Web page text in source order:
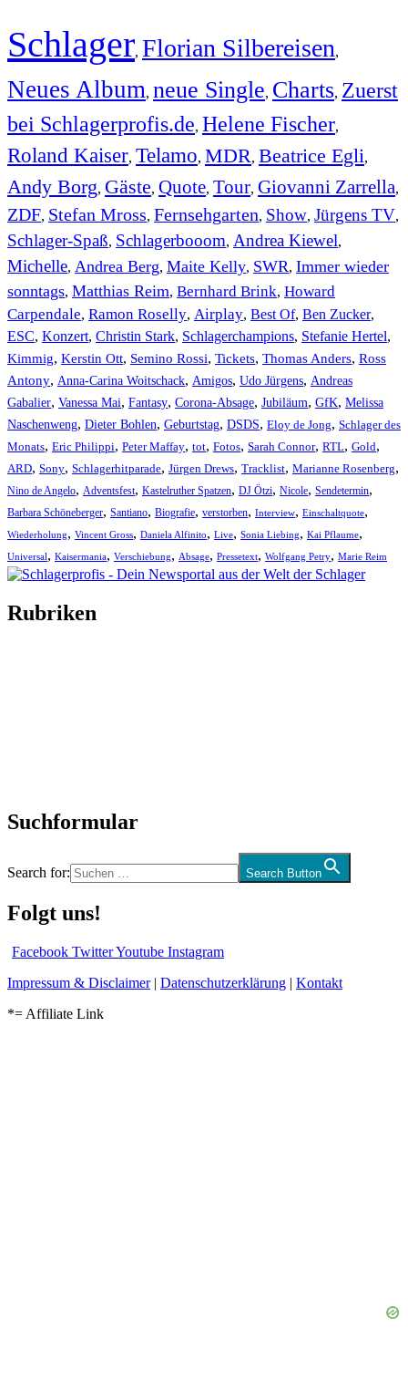
Schlager, Florian Silbereisen,
Neues Album, neue Single, Charts, Zuerst
bei Schlagerprofis.de, Helene Fischer,
Roland Kaiser, Telamo, MDR, Beatrice Egli,
Andy Borg, Gäste, Quote, Tour, Giovanni Zarrella,
ZDF, Stefan Mross, Fernsehgarten, Show, Jürgens TV,
Schlager-Spaß, Schlagerbooom, Andrea Kiewel,
Michelle, Andrea Berg, Maite Kelly, SWR, Immer wieder
sonntags, Matthias Reim, Bernhard Brink, Howard
Carpendale, Ramon Roselly, Airplay, Best Of, Ben Zucker,
ESC, Konzert, Christin Stark, Schlagerchampions, Stefanie Hertel,
Kimmig, Kerstin Ott, Semino Rossi, Tickets, Thomas Anders, Ross
Antony, Anna-Carina Woitschack, Amigos, Udo Jürgens, Andreas
Gabalier, Vanessa Mai, Fantasy, Corona-Absage, Jubiläum, GfK, Melissa
Naschenweng, Dieter Bohlen, Geburtstag, DSDS, Eloy de Jong, Schlager des
Monats, Eric Philippi, Peter Maffay, tot, Fotos, Sarah Connor, RTL, Gold,
ARD, Sony, Schlagerhitparade, Jürgen Drews, Tracklist, Marianne Rosenberg,
Nino de Angelo, Adventsfest, Kastelruther Spatzen, DJ Ötzi, Nicole, Sendetermin,
Barbara Schöneberger, Santiano, Biografie, verstorben, Interview, Einschaltquote,
Wiederholung, Vincent Gross, Daniela Alfinito, Live, Sonia Liebing, Kai Pflaume,
Universal, Kaisermania, Verschiebung, Absage, Pressetext, Wolfgang Petry, Marie Reim
Rubriken
Suchformular
Search for: Search Button
Folgt uns!
Facebook TwitterYoutube Instagram
Impressum & Disclaimer| Datenschutzerklärung | Kontakt
*= Affiliate Link